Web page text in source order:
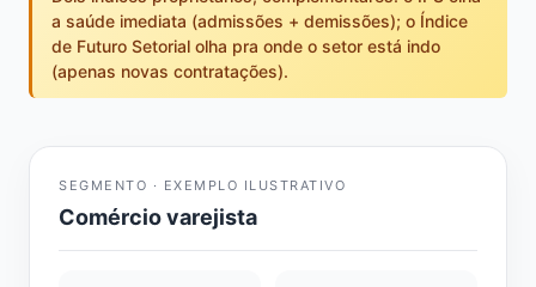
a saúde imediata (admissões + demissões); o Índice
de Futuro Setorial olha pra onde o setor está indo
(apenas novas contratações).
SEGMENTO · EXEMPLO ILUSTRATIVO
Comércio varejista